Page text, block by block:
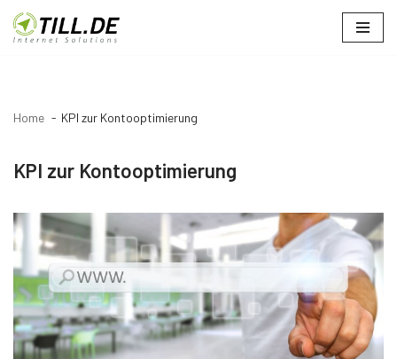
Zum
Home KPI zur Kontooptimierung
KPI zur Kontooptimierung